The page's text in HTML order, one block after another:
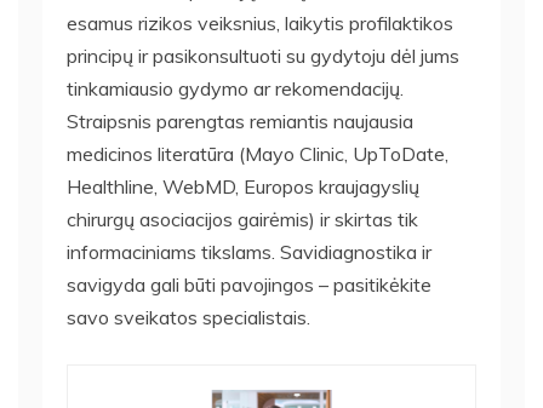
esamus rizikos veiksnius, laikytis profilaktikos
principų ir pasikonsultuoti su gydytoju dėl jums
tinkamiausio gydymo ar rekomendacijų.
Straipsnis parengtas remiantis naujausia
medicinos literatūra (Mayo Clinic, UpToDate,
Healthline, WebMD, Europos kraujagyslių
chirurgų asociacijos gairėmis) ir skirtas tik
informaciniams tikslams. Savidiagnostika ir
savigyda gali būti pavojingos – pasitikėkite
savo sveikatos specialistais.